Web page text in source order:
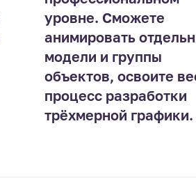
уровне. Сможете
анимировать
модели и группы
объектов, освоите
процесс разработки
трёхмерной графики.